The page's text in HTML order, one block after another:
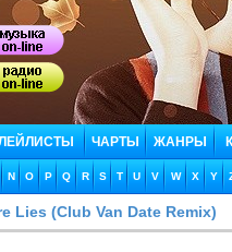
ЧАРТЫ ЖАНРЫ
N O P Q R S T U V W X Y
Lies (Club Van Date Remix)